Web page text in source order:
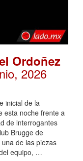
Ordoñez
2026
inicial de la
esta noche frente a
de interrogantes
Brugge de
de las piezas
equipo, …